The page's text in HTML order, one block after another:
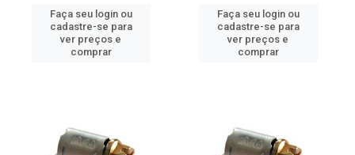
Faça seu login ou
cadastre-se para
ver preços e
comprar
Faça seu login ou
cadastre-se para
ver preços e
comprar